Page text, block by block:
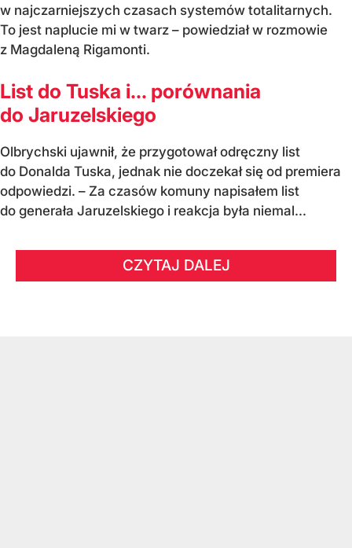
w najczarniejszych czasach systemów totalitarnych.
To jest naplucie mi w twarz – powiedział w rozmowie
z Magdaleną Rigamonti.
List do Tuska i… porównania
do Jaruzelskiego
Olbrychski ujawnił, że przygotował odręczny list
do Donalda Tuska, jednak nie doczekał się od premiera
odpowiedzi. – Za czasów komuny napisałem list
do generała Jaruzelskiego i reakcja była niemal...
CZYTAJ DALEJ